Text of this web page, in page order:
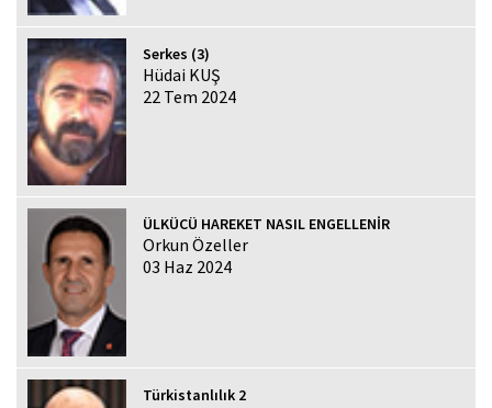
Serkes (3)
Hüdai KUŞ
22 Tem 2024
ÜLKÜCÜ HAREKET NASIL ENGELLENİR
Orkun Özeller
03 Haz 2024
Türkistanlılık 2